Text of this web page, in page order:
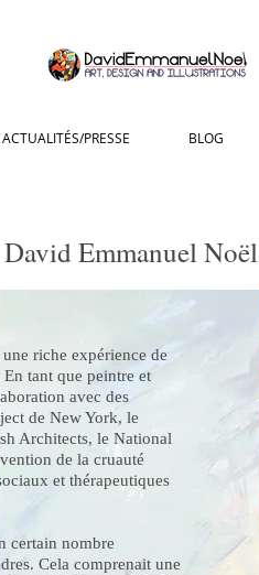
ACTUALITÉS/PRESSE BLOG
David Emmanuel Noël
riche expérience de
tant que peintre et
avec des
de New York, le
Architects, le National
de la cruauté
et thérapeutiques
certain nombre
Cela comprenait une